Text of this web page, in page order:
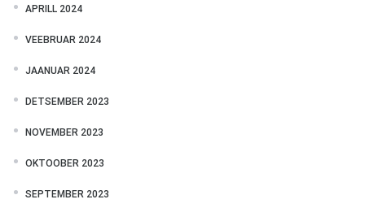
APRILL 2024
VEEBRUAR 2024
JAANUAR 2024
DETSEMBER 2023
NOVEMBER 2023
OKTOOBER 2023
SEPTEMBER 2023